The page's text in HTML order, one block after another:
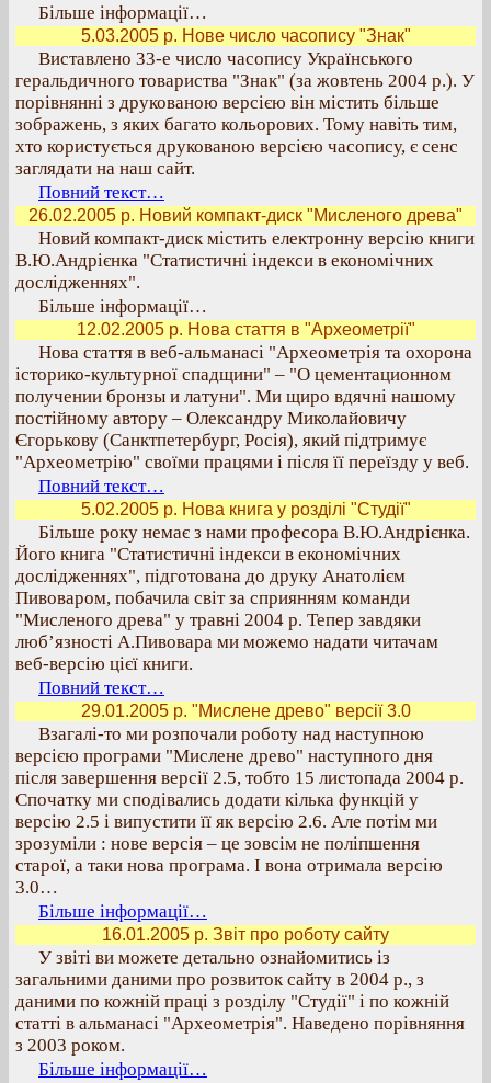
Більше інформації…
5.03.2005 р. Нове число часопису "Знак"
Виставлено 33-е число часопису Українського
геральдичного товариства "Знак" (за жовтень 2004 р.). У
порівнянні з друкованою версією він містить більше
зображень, з яких багато кольорових. Тому навіть тим,
хто користується друкованою версією часопису, є сенс
заглядати на наш сайт.
Повний текст…
26.02.2005 р. Новий компакт-диск "Мисленого древа"
Новий компакт-диск містить електронну версію книги
В.Ю.Андрієнка "Статистичні індекси в економічних
дослідженнях".
Більше інформації…
12.02.2005 р. Нова стаття в "Археометрії"
Нова стаття в веб-альманасі "Археометрія та охорона
історико-культурної спадщини" – "О цементационном
получении бронзы и латуни". Ми щиро вдячні нашому
постійному автору – Олександру Миколайовичу
Єгорькову (Санктпетербург, Росія), який підтримує
"Археометрію" своїми працями і після її переїзду у веб.
Повний текст…
5.02.2005 р. Нова книга у розділі "Студії"
Більше року немає з нами професора В.Ю.Андрієнка.
Його книга "Статистичні індекси в економічних
дослідженнях", підготована до друку Анатолієм
Пивоваром, побачила світ за сприянням команди
"Мисленого древа" у травні 2004 р. Тепер завдяки
люб’язності А.Пивовара ми можемо надати читачам
веб-версію цієї книги.
Повний текст…
29.01.2005 р. "Мислене древо" версії 3.0
Взагалі-то ми розпочали роботу над наступною
версією програми "Мислене древо" наступного дня
після завершення версії 2.5, тобто 15 листопада 2004 р.
Спочатку ми сподівались додати кілька функцій у
версію 2.5 і випустити її як версію 2.6. Але потім ми
зрозуміли : нове версія – це зовсім не поліпшення
старої, а таки нова програма. І вона отримала версію
3.0…
Більше інформації…
16.01.2005 р. Звіт про роботу сайту
У звіті ви можете детально ознайомитись із
загальними даними про розвиток сайту в 2004 р., з
даними по кожній праці з розділу "Студії" і по кожній
статті в альманасі "Археометрія". Наведено порівняння
з 2003 роком.
Більше інформації…